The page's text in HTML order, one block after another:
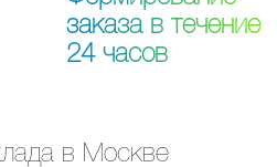
заказа в течение
24 часов
в Москве